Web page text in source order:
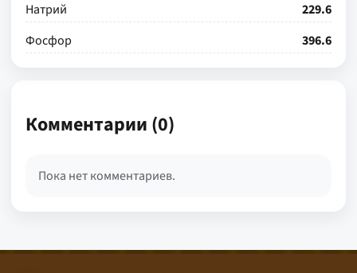
Натрий
229.6
Фосфор
396.6
Комментарии (0)
Пока нет комментариев.